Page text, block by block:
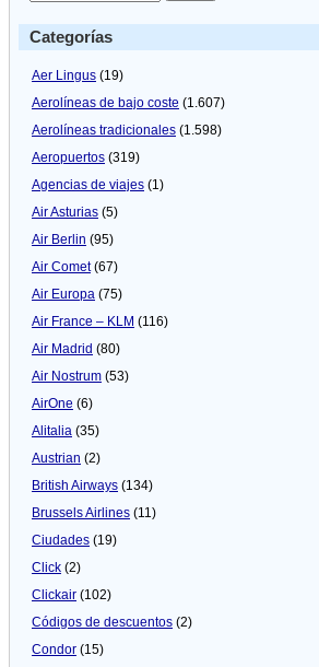
Categorías
Aer Lingus (19)
Aerolíneas de bajo coste (1.607)
Aerolíneas tradicionales (1.598)
Aeropuertos (319)
Agencias de viajes (1)
Air Asturias (5)
Air Berlin (95)
Air Comet(67)
Air Europa (75)
Air France – KLM (116)
Air Madrid (80)
Air Nostrum (53)
AirOne (6)
Alitalia (35)
Austrian (2)
British Airways (134)
Brussels Airlines (11)
Ciudades (19)
Click (2)
Clickair (102)
Códigos de descuentos (2)
Condor (15)